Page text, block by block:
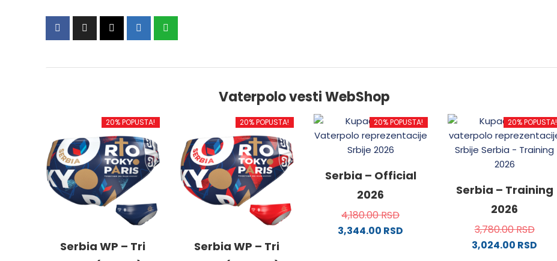
Vaterpolo vesti WebShop
20% POPUSTA!
Serbia WP – Tri
20% POPUSTA!
Serbia WP – Tri
20% POPUSTA!
Serbia – Official
2026
4,180.00RSD
3,344.00 RSD
20% POPUSTA!
Serbia – Training
2026
3,780.00RSD
3,024.00 RSD